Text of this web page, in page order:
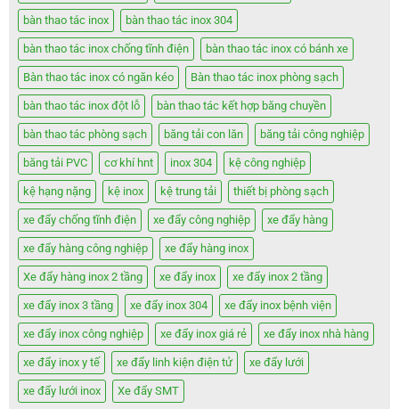
bàn thao tác inox bàn thao tác inox 304
bàn thao tác inox chống tĩnh điện bàn thao tác inox có bánh xe
Bàn thao tác inox có ngăn kéo Bàn thao tác inox phòng sạch
bàn thao tác inox đột lỗ bàn thao tác kết hợp băng chuyền
bàn thao tác phòng sạch băng tải con lăn băng tải công nghiệp
băng tải PVC cơ khí hnt inox 304 kệ công nghiệp
kệ hạng nặng kệ inox kệ trung tải thiết bị phòng sạch
xe đẩy chống tĩnh điện xe đẩy công nghiệp xe đẩy hàng
xe đẩy hàng công nghiệp xe đẩy hàng inox
Xe đẩy hàng inox 2 tầng xe đẩy inox xe đẩy inox 2 tầng
xe đẩy inox 3 tầng xe đẩy inox 304 xe đẩy inox bệnh viện
xe đẩy inox công nghiệp xe đẩy inox giá rẻ xe đẩy inox nhà hàng
xe đẩy inox y tế xe đẩy linh kiện điện tử xe đẩy lưới
xe đẩy lưới inox Xe đẩy SMT